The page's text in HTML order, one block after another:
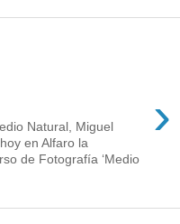
›
Natural, Miguel
en Alfaro la
de Fotografía ‘Medio